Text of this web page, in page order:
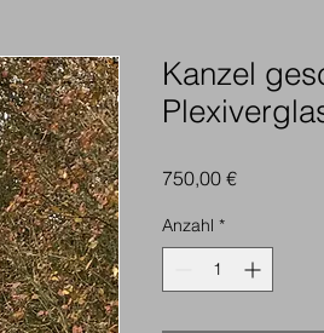
Kanzel
750,00 €Preis
Anzahl *